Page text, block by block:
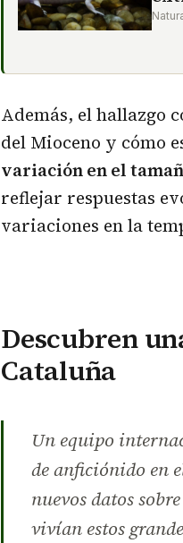
Además, el hallazgo
del Mioceno y cómo
variación en el
reflejar respuestas
variaciones en la
Descubren
Cataluña
Un equipo
de anficiónido en
nuevos datos
vivían estos